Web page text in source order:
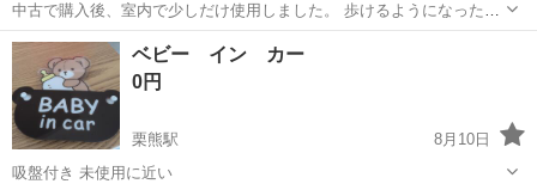
中古で購入後、室内で少しだけ使用しました。 歩けるようになったの
で使ってくださる方に。
香川 高松市 林道駅
ベビー イン カー
0円
栗熊駅
8月10日
吸盤付き 未使用に近い